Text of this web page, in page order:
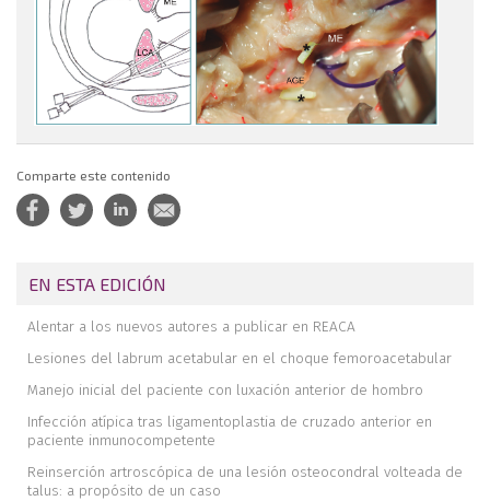
Comparte este contenido
EN ESTA EDICIÓN
Alentar a los nuevos autores a publicar en REACA
Lesiones del labrum acetabular en el choque femoroacetabular
Manejo inicial del paciente con luxación anterior de hombro
Infección atípica tras ligamentoplastia de cruzado anterior en
paciente inmunocompetente
Reinserción artroscópica de una lesión osteocondral volteada de
talus: a propósito de un caso